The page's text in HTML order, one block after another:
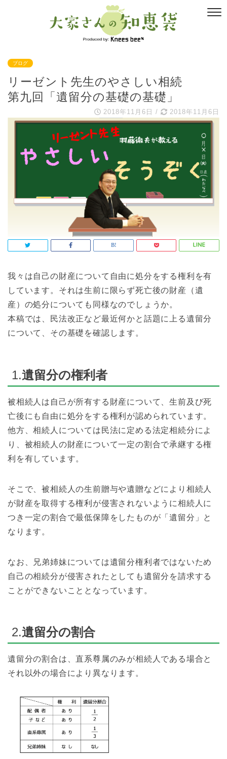
ブログ
リーゼント先生のやさしい相続
第九回「遺留分の基礎の基礎」
2018年11月6日 / 2018年11月6日
我々は自己の財産について自由に処分をする権利を有
しています。それは生前に限らず死亡後の財産（遺
産）の処分についても同様なのでしょうか。
本稿では、民法改正など最近何かと話題に上る遺留分
について、その基礎を確認します。
1.遺留分の権利者
被相続人は自己が所有する財産について、生前及び死
亡後にも自由に処分をする権利が認められています。
他方、相続人については民法に定める法定相続分によ
り、被相続人の財産について一定の割合で承継する権
利を有しています。
そこで、被相続人の生前贈与や遺贈などにより相続人
が財産を取得する権利が侵害されないように相続人に
つき一定の割合で最低保障をしたものが「遺留分」と
なります。
なお、兄弟姉妹については遺留分権利者ではないため
自己の相続分が侵害されたとしても遺留分を請求する
ことができないこととなっています。
2.遺留分の割合
遺留分の割合は、直系尊属のみが相続人である場合と
それ以外の場合により異なります。